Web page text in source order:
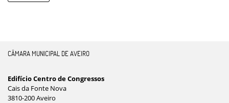
CÂMARA MUNICIPAL DE AVEIRO
Edifício Centro de Congressos
Cais da Fonte Nova
3810-200 Aveiro